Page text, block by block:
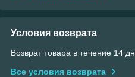
Условия возврата
Возврат товара в течение 14
Все условия возврата